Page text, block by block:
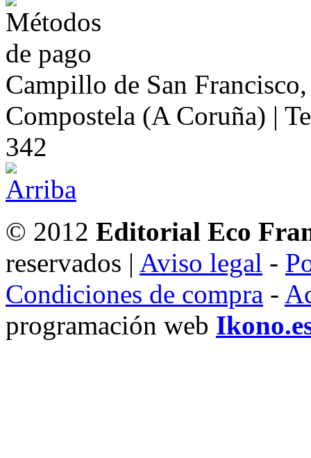
Campillo de San
Compostela (A Coruña) |
342
© 2012 Editorial Eco
reservados | Aviso legal -
Condiciones de compra -
programación web